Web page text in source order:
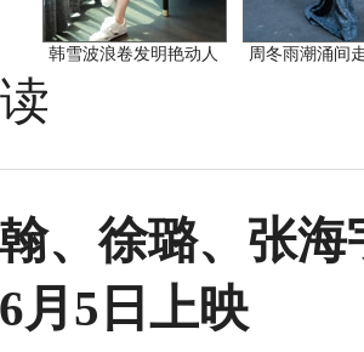
韩雪波浪卷发明艳动人 周冬雨潮涌间
、徐璐、张
月5日上映